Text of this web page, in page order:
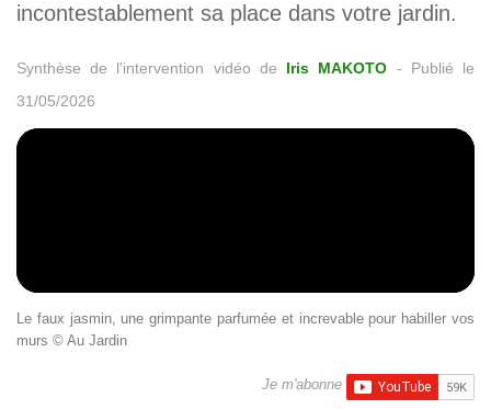
incontestablement sa place dans votre jardin.
Synthèse de l'intervention vidéo de Iris MAKOTO - Publié le
31/05/2026
Le faux jasmin, une grimpante parfumée et increvable pour habiller vos
murs © Au Jardin
Je m'abonne